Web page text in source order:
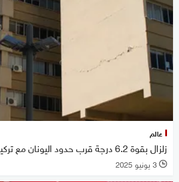
عالم
زلزال بقوة 6.2 درجة قرب حدود اليونان مع تركيا
l 3 يونيو 2025